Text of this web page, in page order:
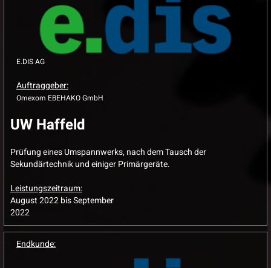
E.DIS AG
Auftraggeber:
Omexom EBEHAKO GmbH
UW Haffeld
Prüfung eines Umspannwerks, nach dem Tausch der
Sekundärtechnik und einiger Primärgeräte.
Leistungszeitraum:
August 2022 bis September
2022
Endkunde: